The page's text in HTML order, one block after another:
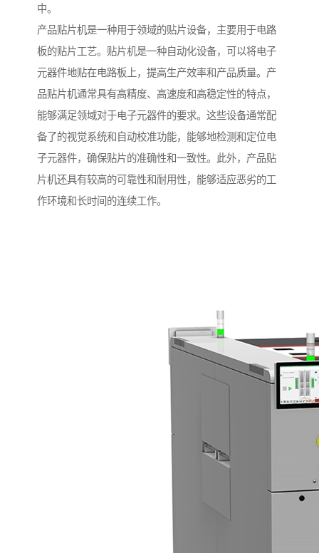
中。
产品贴片机是一种用于领域的贴片设备，主要用于电路
板的贴片工艺。贴片机是一种自动化设备，可以将电子
元器件地贴在电路板上，提高生产效率和产品质量。产
品贴片机通常具有高精度、高速度和高稳定性的特点，
能够满足领域对于电子元器件的要求。这些设备通常配
备了的视觉系统和自动校准功能，能够地检测和定位电
子元器件，确保贴片的准确性和一致性。此外，产品贴
片机还具有较高的可靠性和耐用性，能够适应恶劣的工
作环境和长时间的连续工作。